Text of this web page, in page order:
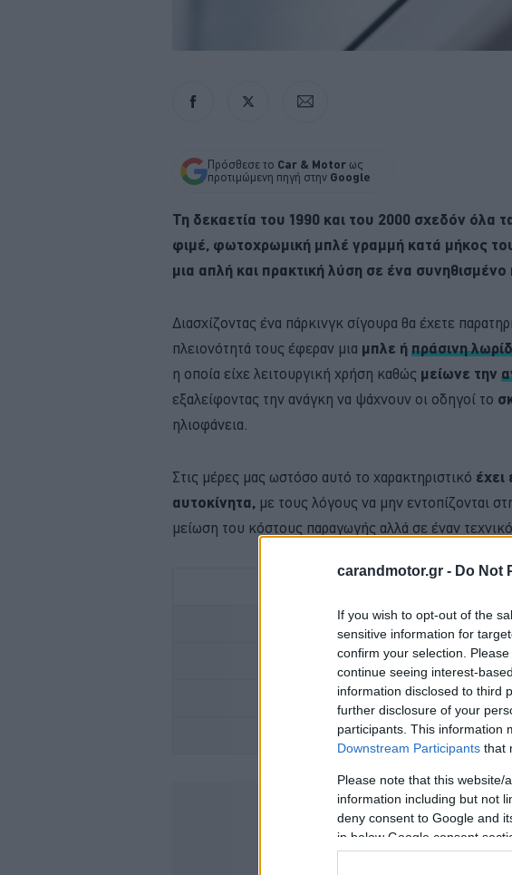
carandmotor.gr - Do Not
If you wish to opt-out of the
sensitive information for
confirm your selection.
continue seeing interest-
information disclosed to third
further disclosure of your
participants. This information
Downstream Participants that
Please note that this
information including but not
deny consent to Google and
in below Google consent
Πρόσθεσε το Car & Motor ως
προτιμώμενη πηγή στην Google
Τη δεκαετία του 1990 και του 2000 σχεδόν όλα
φιμέ, φωτοχρωμική μπλέ γραμμή κατά μήκος
μια απλή και πρακτική λύση σε ένα συνηθισμένο
Διασχίζοντας ένα πάρκινγκ σίγουρα θα έχετε
πλειονότητά τους έφεραν μια μπλε ή πράσινη
η οποία είχε λειτουργική χρήση καθώς μείωνε την
εξαλείφοντας την ανάγκη να ψάχνουν οι οδηγοί το
ηλιοφάνεια.
Στις μέρες μας ωστόσο αυτό το χαρακτηριστικό έχει
αυτοκίνητα, με τους λόγους να μην εντοπίζονται
μείωση του κόστους παραγωγής αλλά σε έναν
ΚΑΙΝΟΥΡΓΙΟ ΑΥΤΟΚΙΝΗΤΟ ΜΕ
FORD PUMA ΑΠΟ
ALFA ROMEO JUNIOR ME 8
ΟΔΗΓΗΣΤΕ ΤΑ ΝΕΑ